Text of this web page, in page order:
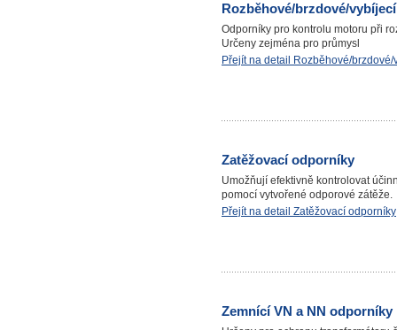
Rozběhové/brzdové/
Odporníky pro kontrolu motoru při
Určeny zejména pro průmysl
Přejít na detail Rozběhové/
Zatěžovací odporníky
Umožňují efektivně kontrolovat
pomocí vytvořené odporové zátěže.
Přejít na detail Zatěžovací odporníky
Zemnící VN a NN odporníky